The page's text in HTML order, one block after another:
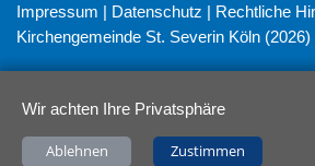
Impressum | Datenschutz | Rechtliche
Kirchengemeinde St. Severin Köln (2026)
Wir achten Ihre Privatsphäre
Ablehnen Zustimmen